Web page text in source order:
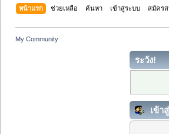
หน้าแรก ช่วยเหลือ ค้นหา เข้าสู่ระบบ สมัคร
My Community
ระวัง!
เข้า